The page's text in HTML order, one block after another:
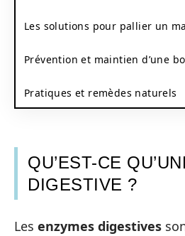
Les solutions pour pallier un
Prévention et maintien d’une
Pratiques et remèdes naturels
QU’EST-CE
DIGESTIVE ?
Les enzymes digestives